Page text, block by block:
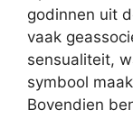
godinnen uit
vaak
sensualiteit,
symbool
Bovendien